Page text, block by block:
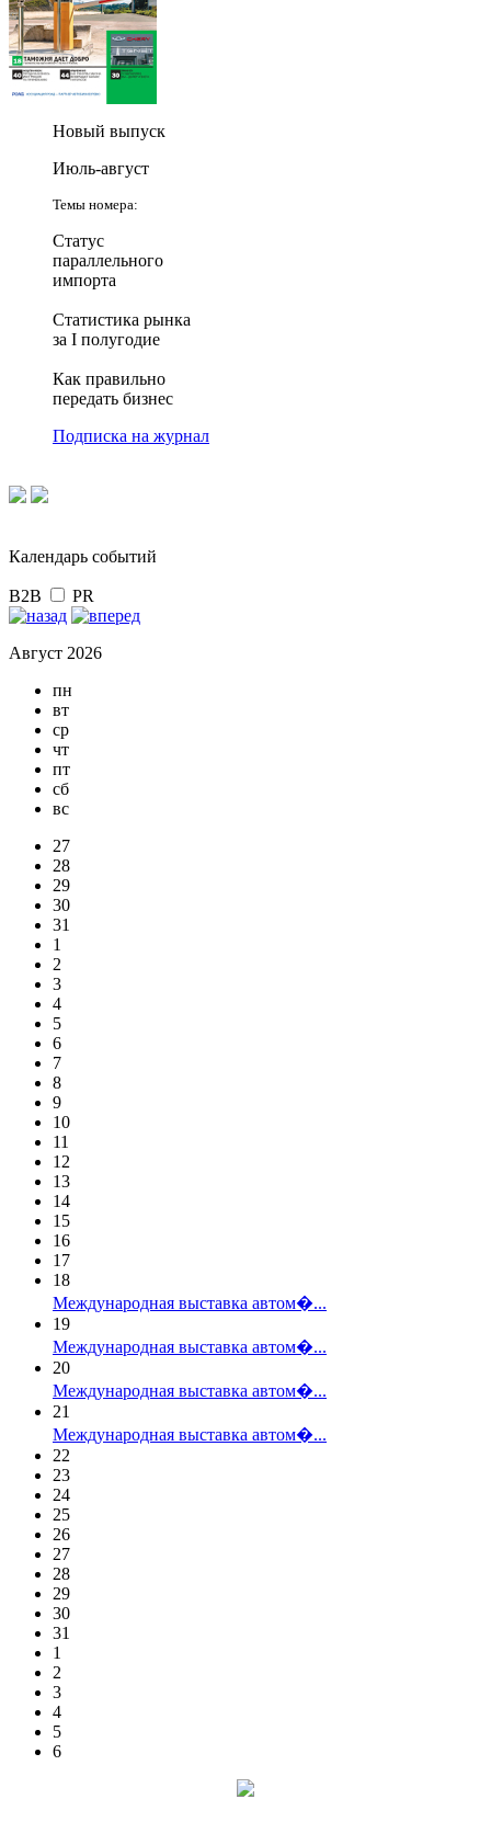
Новый выпуск
Июль-август
Темы номера:
Статус
параллельного
импорта
Статистика рынка
за I полугодие
Как правильно
передать бизнес
Подписка на журнал
Календарь событий
B2B PR
Август 2026
пн
вт
ср
чт
пт
сб
вс
27
28
29
30
31
1
2
3
4
5
6
7
8
9
10
11
12
13
14
15
16
17
18
Международная выставка автом�...
19
Международная выставка автом�...
20
Международная выставка автом�...
21
Международная выставка автом�...
22
23
24
25
26
27
28
29
30
31
1
2
3
4
5
6